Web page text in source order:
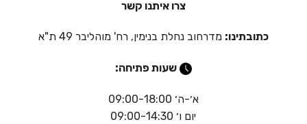
צרו איתנו קשר
כתובתינו: מדרחוב נחלת בנימין, רח' מוהליבר 49 ת"א
שעות פתיחה:
א׳-ה׳ 09:00-18:00
יום ו׳ 09:00-14:30